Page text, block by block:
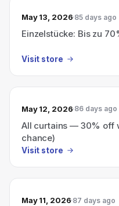
May 13, 2026 85 days ago
Einzelstücke: Bis zu
Visit store
May 12, 2026 86 days ago
All curtains — 30% off
chance)
Visit store
May 11, 2026 87 days ago